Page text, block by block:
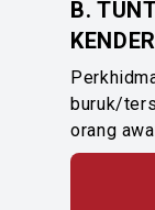
B.
buruk/
orang